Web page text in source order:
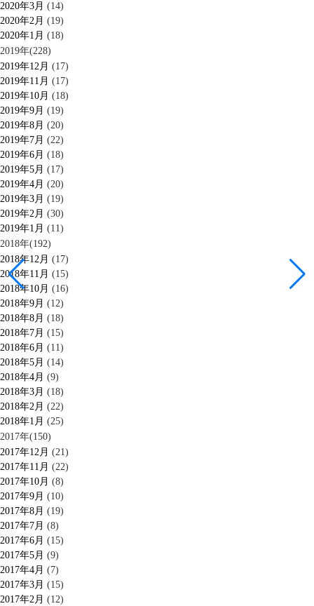
2020年3月 (14)
2020年2月 (19)
2020年1月 (18)
2019年(228)
2019年12月 (17)
2019年11月 (17)
2019年10月 (18)
2019年9月 (19)
2019年8月 (20)
2019年7月 (22)
2019年6月 (18)
2019年5月 (17)
2019年4月 (20)
2019年3月 (19)
2019年2月 (30)
2019年1月 (11)
2018年(192)
2018年12月 (17)
2018年11月 (15)
2018年10月 (16)
2018年9月 (12)
2018年8月 (18)
2018年7月 (15)
2018年6月 (11)
2018年5月 (14)
2018年4月 (9)
2018年3月 (18)
2018年2月 (22)
2018年1月 (25)
2017年(150)
2017年12月 (21)
2017年11月 (22)
2017年10月 (8)
2017年9月 (10)
2017年8月 (19)
2017年7月 (8)
2017年6月 (15)
2017年5月 (9)
2017年4月 (7)
2017年3月 (15)
2017年2月 (12)